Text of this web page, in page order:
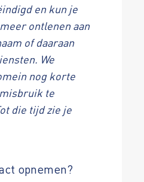
en kun je
ontlenen aan
of daaraan
We
nog korte
te
die tijd zie je
opnemen?